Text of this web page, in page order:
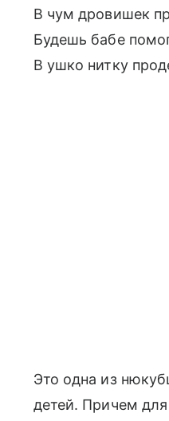
В чум дровишек
Будешь бабе
В ушко нитку
Это одна из
детей. Причем